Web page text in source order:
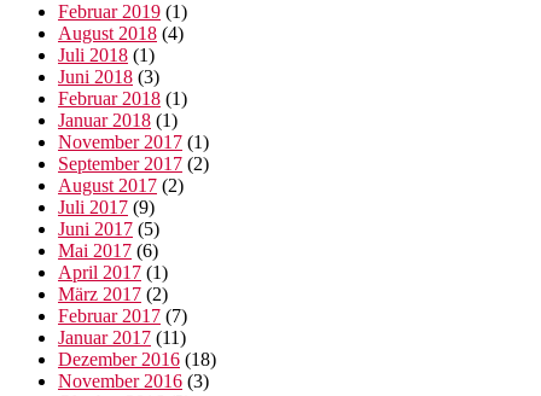
Februar 2019 (1)
August 2018 (4)
Juli 2018 (1)
Juni 2018 (3)
Februar 2018 (1)
Januar 2018 (1)
November 2017 (1)
September 2017 (2)
August 2017 (2)
Juli 2017 (9)
Juni 2017 (5)
Mai 2017 (6)
April 2017 (1)
März 2017 (2)
Februar 2017 (7)
Januar 2017 (11)
Dezember 2016 (18)
November 2016 (3)